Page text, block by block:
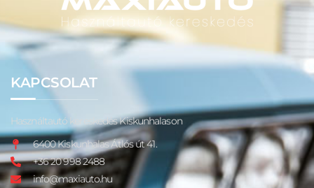
KAPCSOLAT
Használtautó kereskedés Kiskunhalason
6400 Kiskunhalas Átlós út 41.
+36 20 998 2488
info@maxiauto.hu